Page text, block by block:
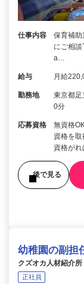
仕事内容
保育補助
にご相
a…
給与 月給
勤務地
東京都足
0分
応募資格
無資格
資格を
資格がれ
後で見る
幼稚園の副担
クズオカ人材紹介所
正社員